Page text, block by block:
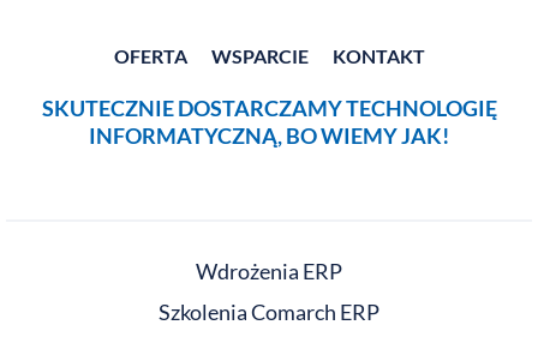
OFERTA WSPARCIE KONTAKT
SKUTECZNIE DOSTARCZAMY TECHNOLOGIĘ
INFORMATYCZNĄ, BO WIEMY JAK!
Wdrożenia ERP
Szkolenia Comarch ERP